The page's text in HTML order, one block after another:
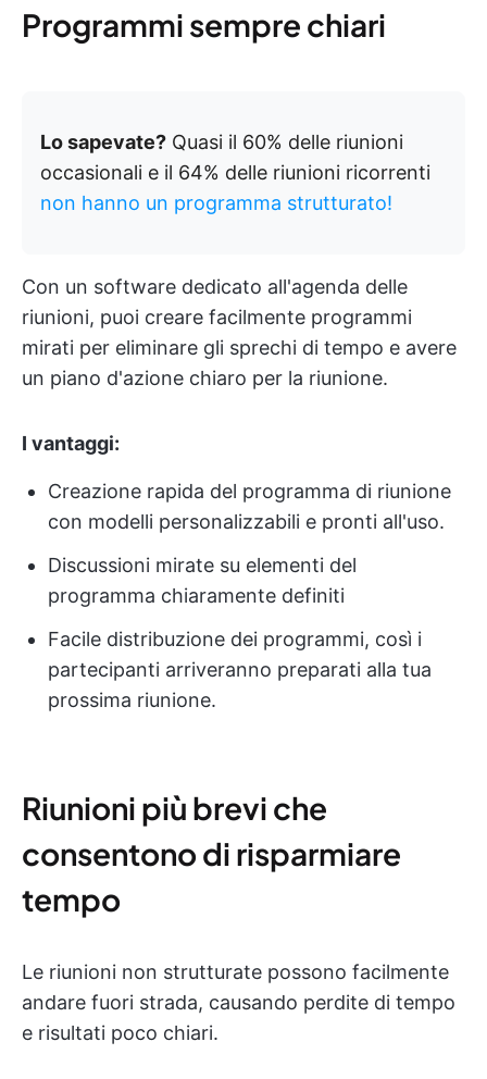
Programmi sempre chiari
Lo sapevate? Quasi il 60% delle riunioni
occasionali e il 64% delle riunioni ricorrenti
non hanno un programma strutturato!
Con un software dedicato all'agenda delle
riunioni, puoi creare facilmente programmi
mirati per eliminare gli sprechi di tempo e avere
un piano d'azione chiaro per la riunione.
I vantaggi:
Creazione rapida del programma di riunione
con modelli personalizzabili e pronti all'uso.
Discussioni mirate su elementi del
programma chiaramente definiti
Facile distribuzione dei programmi, così i
partecipanti arriveranno preparati alla tua
prossima riunione.
Riunioni più brevi che
consentono di risparmiare
tempo
Le riunioni non strutturate possono facilmente
andare fuori strada, causando perdite di tempo
e risultati poco chiari.